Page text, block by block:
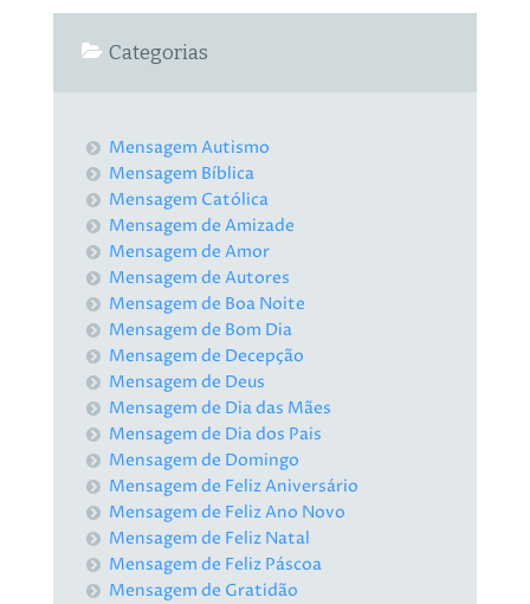
Categorias
Mensagem Autismo
Mensagem Bíblica
Mensagem Católica
Mensagem de Amizade
Mensagem de Amor
Mensagem de Autores
Mensagem de Boa Noite
Mensagem de Bom Dia
Mensagem de Decepção
Mensagem de Deus
Mensagem de Dia das Mães
Mensagem de Dia dos Pais
Mensagem de Domingo
Mensagem de Feliz Aniversário
Mensagem de Feliz Ano Novo
Mensagem de Feliz Natal
Mensagem de Feliz Páscoa
Mensagem de Gratidão